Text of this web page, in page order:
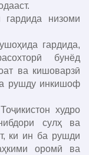
низоми
гардида,
бунёд
ва кишоварзӣ
рушду инкишоф
худро
сулҳ ва
ки ин ба рушди
оромӣ ва